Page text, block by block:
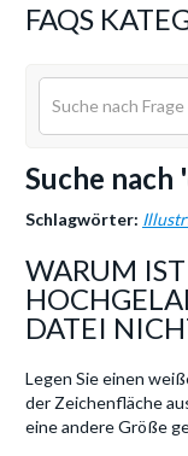
FAQS
Suche nach
Schlagwörter:
WARUM
DATEI
Legen Sie einen
der Zeichenfläche
eine andere Größe